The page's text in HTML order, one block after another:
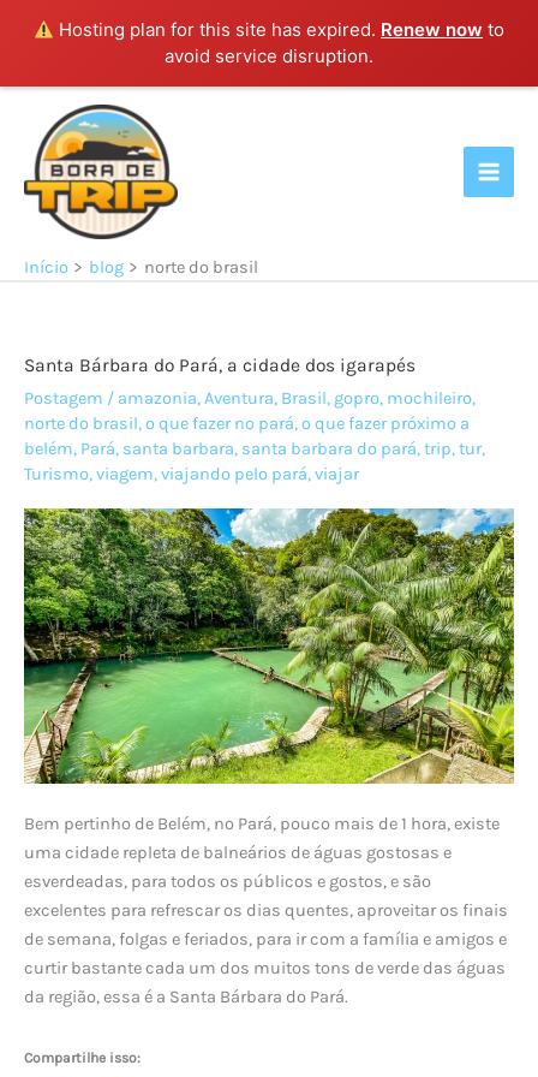
Hosting plan for this site has expired. Renew now to
avoid service disruption.
conteúdo
Início blog norte do brasil
Santa Bárbara do Pará, a cidade dos igarapés
Postagem / amazonia,Aventura, Brasil, gopro, mochileiro,
norte do brasil,o que fazer no pará,o que fazer próximo a
belém, Pará, santa barbara, santa barbara do pará,trip,tur,
Turismo,viagem,viajando pelo pará,viajar
Bem pertinho de Belém, no Pará, pouco mais de 1 hora, existe
uma cidade repleta de balneários de águas gostosas e
esverdeadas, para todos os públicos e gostos, e são
excelentes para refrescar os dias quentes, aproveitar os finais
de semana, folgas e feriados, para ir com a família e amigos e
curtir bastante cada um dos muitos tons de verde das águas
da região, essa é a Santa Bárbara do Pará.
Compartilhe isso: